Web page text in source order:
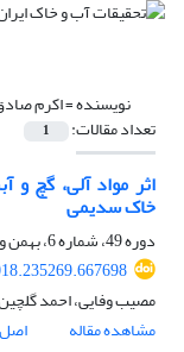
نویسنده =اکرم
تعداد مقالات: 1
اثر مواد آلی، گچ
خاک سدیمی
دوره 49، شماره 6، بهمن و اسفند 1397، صفحه
مصیب وفایی، احمد
مشاهده مقاله